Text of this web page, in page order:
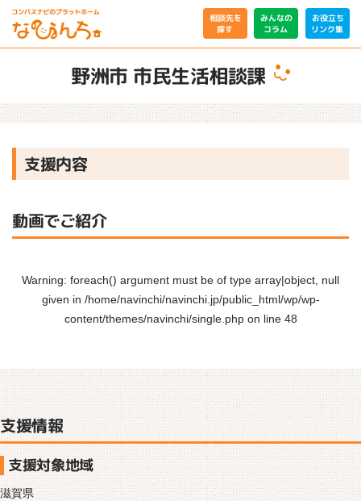
相談先を
探す
みんなの
コラム
お役立ち
リンク集
野洲市 市民生活相談課
支援内容
動画でご紹介
Warning: foreach() argument must be of type array|object, null
given in /home/navinchi/navinchi.jp/public_html/wp/wp-
content/themes/navinchi/single.phpon line 48
支援情報
支援対象地域
滋賀県